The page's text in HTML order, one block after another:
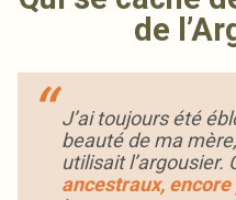
de
les conseils
qui
rituels
en France